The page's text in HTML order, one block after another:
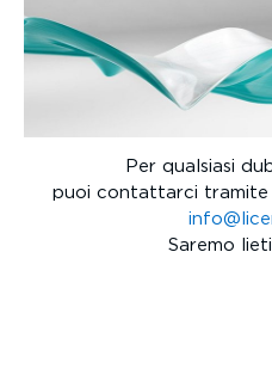
Per qualsiasi
puoi contattarci tramite
Saremo